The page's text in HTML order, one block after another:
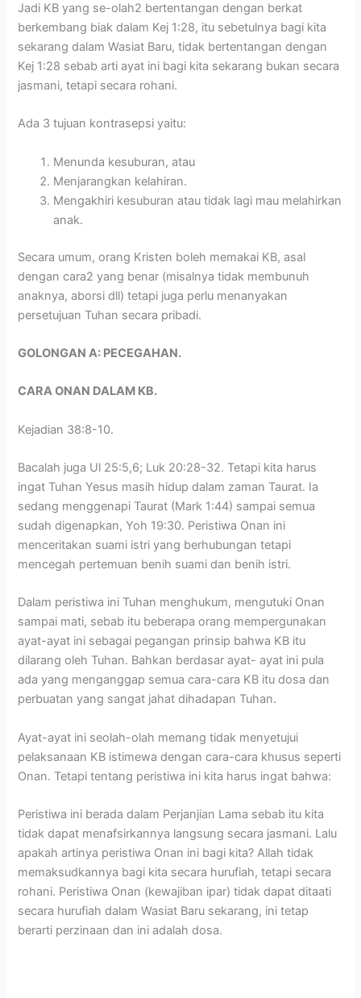
Jadi KB yang se-olah2 bertentangan dengan berkat
berkembang biak dalam Kej 1:28, itu sebetulnya bagi kita
sekarang dalam Wasiat Baru, tidak bertentangan dengan
Kej 1:28 sebab arti ayat ini bagi kita sekarang bukan secara
jasmani, tetapi secara rohani.
Ada 3 tujuan kontrasepsi yaitu:
Menunda kesuburan, atau
Menjarangkan kelahiran.
Mengakhiri kesuburan atau tidak lagi mau melahirkan
anak.
Secara umum, orang Kristen boleh memakai KB, asal
dengan cara2 yang benar (misalnya tidak membunuh
anaknya, aborsi dll) tetapi juga perlu menanyakan
persetujuan Tuhan secara pribadi.
GOLONGAN A: PECEGAHAN.
CARA ONAN DALAM KB.
Kejadian 38:8-10.
Bacalah juga Ul 25:5,6; Luk 20:28-32. Tetapi kita harus
ingat Tuhan Yesus masih hidup dalam zaman Taurat. Ia
sedang menggenapi Taurat (Mark 1:44) sampai semua
sudah digenapkan, Yoh 19:30. Peristiwa Onan ini
menceritakan suami istri yang berhubungan tetapi
mencegah pertemuan benih suami dan benih istri.
Dalam peristiwa ini Tuhan menghukum, mengutuki Onan
sampai mati, sebab itu beberapa orang mempergunakan
ayat-ayat ini sebagai pegangan prinsip bahwa KB itu
dilarang oleh Tuhan. Bahkan berdasar ayat- ayat ini pula
ada yang menganggap semua cara-cara KB itu dosa dan
perbuatan yang sangat jahat dihadapan Tuhan.
Ayat-ayat ini seolah-olah memang tidak menyetujui
pelaksanaan KB istimewa dengan cara-cara khusus seperti
Onan. Tetapi tentang peristiwa ini kita harus ingat bahwa:
Peristiwa ini berada dalam Perjanjian Lama sebab itu kita
tidak dapat menafsirkannya langsung secara jasmani. Lalu
apakah artinya peristiwa Onan ini bagi kita? Allah tidak
memaksudkannya bagi kita secara hurufiah, tetapi secara
rohani. Peristiwa Onan (kewajiban ipar) tidak dapat ditaati
secara hurufiah dalam Wasiat Baru sekarang, ini tetap
berarti perzinaan dan ini adalah dosa.